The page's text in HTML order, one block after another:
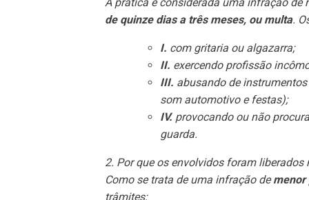
de quinze dias a três meses, ou multa.
I. com gritaria ou algazarra;
II. exercendo profissão
III. abusando de
som automotivo e festas);
IV. provocando ou não
guarda.
2. Por que os envolvidos foram liberados
Como se trata de uma infração demenor
trâmites: